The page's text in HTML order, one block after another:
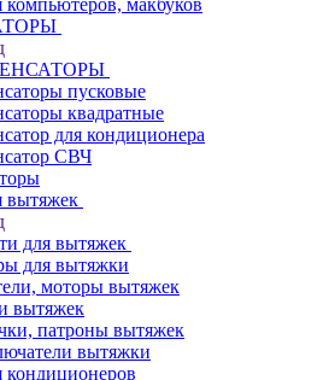
компьютеров, макбуков
пусковые
квадратные
для кондиционера
СВЧ
вытяжек
для вытяжек
для вытяжки
моторы вытяжек
вытяжек
патроны вытяжек
вытяжки
кондиционеров